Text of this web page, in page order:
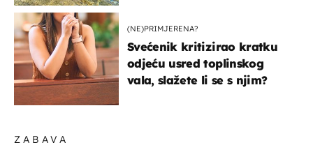
ZABAVA
(NE)PRIMJERENA?
Svećenik kritizirao kratku
odjeću usred toplinskog
vala, slažete li se s njim?